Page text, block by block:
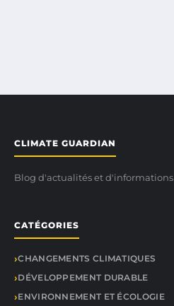
CLIMATE GUARDIAN
Blog d'actualités et d'informations
CATÉGORIES
CHANGEMENTS CLIMATIQUES
DÉVELOPPEMENT DURABLE
ENVIRONNEMENT ET ÉCOLOGIE